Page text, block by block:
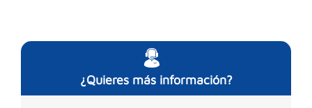
¿Quieres más información?